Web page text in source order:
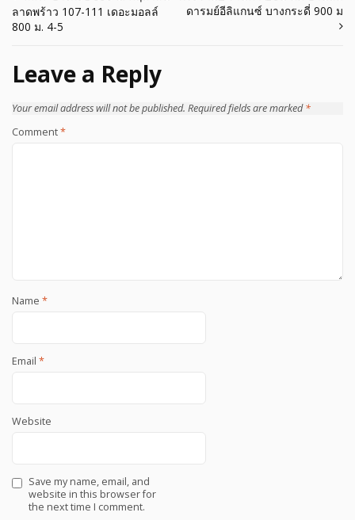
navigation
ลาดพร้าว 107-111 เดอะมอลล์
800 ม. 4-5
ดารมย์อีลิแกนซ์ บางกระดี่ 900 ม
Leave a Reply
Your email address will not be published. Required fields are marked*
Comment*
Name *
Email *
Website
Save my name, email, and
website in this browser for
the next time I comment.